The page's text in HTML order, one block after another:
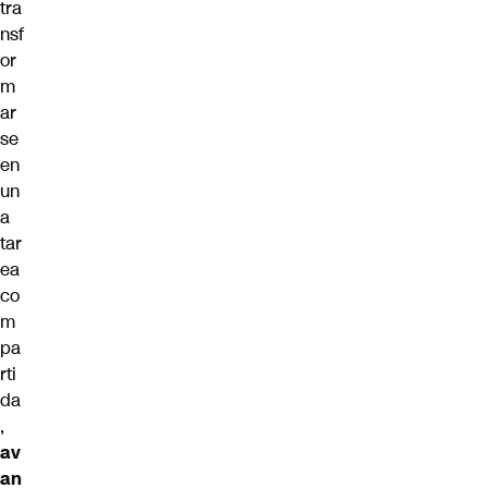
tra
nsf
or
m
ar
se
en
un
a
tar
ea
co
m
pa
rti
da
,
av
an